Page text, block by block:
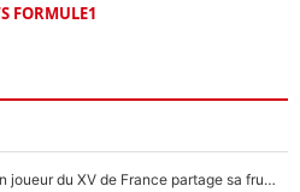
FORMULE1
Mis de côté par Fabien Galthié, un joueur du XV de France partage sa frustration : «ils ne me l’ont pas dit tout de suite»